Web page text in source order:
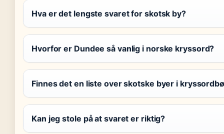
Hva er det lengste svaret for skotsk by?
Hvorfor er Dundee så vanlig i norske kryssord?
Finnes det en liste over skotske byer i
Kan jeg stole på at svaret er riktig?